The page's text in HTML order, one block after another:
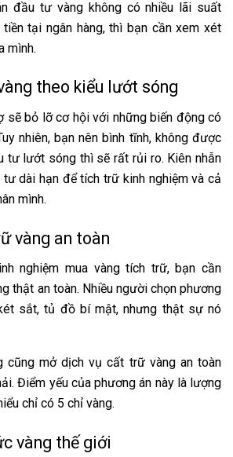
đầu tư vàng không có nhiều lãi suất
tại ngân hàng, thì bạn cần xem xét
mình.
theo kiểu lướt sóng
sẽ bỏ lỡ cơ hội với những biến động có
nhiên, bạn nên bình tĩnh, không được
tư lướt sóng thì sẽ rất rủi ro. Kiên nhẫn
dài hạn để tích trữ kinh nghiệm và cả
mình.
vàng an toàn
nghiệm mua vàng tích trữ, bạn cần
thật an toàn. Nhiều người chọn phương
sắt, tủ đồ bí mật, nhưng thật sự nó
cũng mở dịch vụ cất trữ vàng an toàn
Điểm yếu của phương án này là lượng
chỉ có 5 chỉ vàng.
vàng thế giới